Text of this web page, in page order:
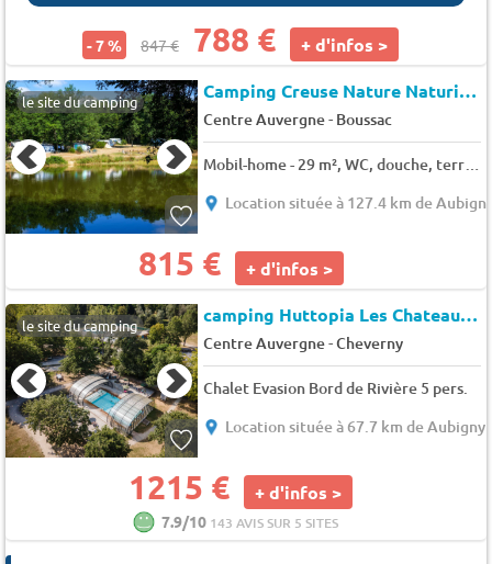
- 7 % 847 € 788 € + d'infos >
le site du camping Camping Creuse Nature Naturiste (Boussac-Bourg à 2 km)
Centre Auvergne- Boussac
Mobil-home - 29 m², WC, douche, terrasse 6 pers.
Location située à 127.4 km de
815 € + d'infos >
le site du camping camping Huttopia Les Chateaux
Centre Auvergne-Cheverny
Chalet Evasion Bord de Rivière 5 pers.
Location située à 67.7 km de Aubigny
1215 € + d'infos >
7.9/10 143 AVIS SUR 5 SITES